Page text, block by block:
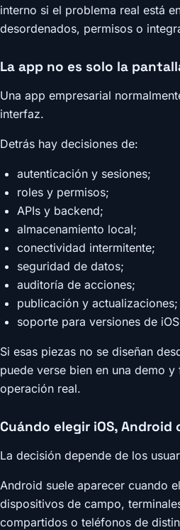
interno si el problema real está
desordenados, permisos o
La app no es solo la
Una app empresarial
interfaz.
Detrás hay decisiones de:
autenticación y sesiones;
roles y permisos;
APIs y backend;
almacenamiento local;
conectividad intermitente;
seguridad de datos;
auditoría de acciones;
publicación y actualizaciones;
soporte para versiones de
Si esas piezas no se diseñan
puede verse bien en una demo
operación real.
Cuándo elegir iOS, Android
La decisión depende de los
Android suele aparecer cuando
dispositivos de campo,
compartidos o teléfonos de